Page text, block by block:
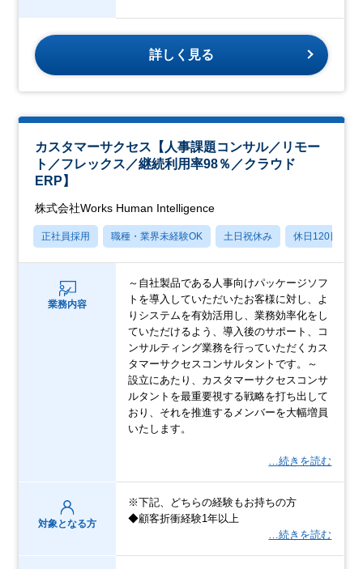
詳しく見る
カスタマーサクセス【人事課題コンサル／リモー
ト／フレックス／継続利用率98％／クラウド
ERP】
株式会社Works Human Intelligence
正社員採用 職種・業界未経験OK 土日祝休み 休日120日以上
業務内容
～自社製品である人事向けパッケージソフ
トを導入していただいたお客様に対し、よ
りシステムを有効活用し、業務効率化をし
ていただけるよう、導入後のサポート、コ
ンサルティング業務を行っていただくカス
タマーサクセスコンサルタントです。～
設立にあたり、カスタマーサクセスコンサ
ルタントを最重要視する戦略を打ち出して
おり、それを推進するメンバーを大幅増員
いたします。
…続きを読む
対象となる方
※下記、どちらの経験もお持ちの方
◆顧客折衝経験1年以上
…続きを読む